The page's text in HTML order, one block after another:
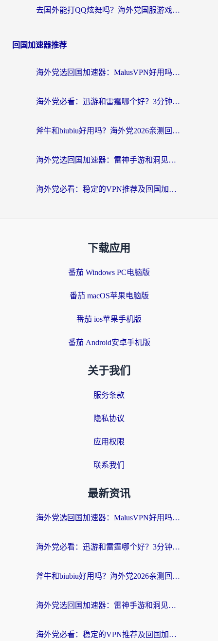
去国外能打QQ炫舞吗？海外党国服游戏不卡顿的终极指南
回国加速器推荐
海外党选回国加速器：MalusVPN好用吗？和快帆VPN哪个好？附真实对比与避坑指南
海外党必看：迅游和雷霆哪个好？3分钟教你选对回国加速器，无缝刷国内剧玩手游
斧牛和biubiu好用吗？海外党2026亲测回国加速器指南，附番茄加速器深度体验
海外党选回国加速器：雷神手游和洞见哪个好？附iPhone免费VPN推荐及ChickCNUfunR实测
海外党必看：稳定的VPN推荐及回国加速器选择全攻略——告别地域限制，轻松刷国内资源
下载应用
番茄 Windows PC电脑版
番茄 macOS苹果电脑版
番茄 ios苹果手机版
番茄 Android安卓手机版
关于我们
服务条款
隐私协议
应用权限
联系我们
最新资讯
海外党选回国加速器：MalusVPN好用吗？和快帆VPN哪个好？附真实对比与避坑指南
海外党必看：迅游和雷霆哪个好？3分钟教你选对回国加速器，无缝刷国内剧玩手游
斧牛和biubiu好用吗？海外党2026亲测回国加速器指南，附番茄加速器深度体验
海外党选回国加速器：雷神手游和洞见哪个好？附iPhone免费VPN推荐及ChickCNUfunR实测
海外党必看：稳定的VPN推荐及回国加速器选择全攻略——告别地域限制，轻松刷国内资源